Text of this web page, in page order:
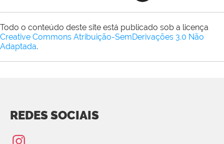
Todo o conteúdo deste site está publicado sob a licença
Creative Commons Atribuição-SemDerivações 3.0 Não
Adaptada.
REDES SOCIAIS